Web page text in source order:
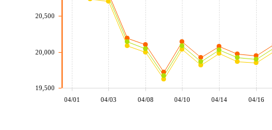
04/01 04/03 04/08 04/10 04/14 04/16
19,500
20,000
20,500